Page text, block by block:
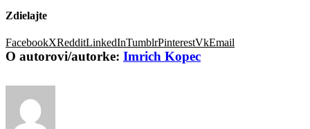
Zdielajte
FacebookXRedditLinkedInTumblrPinterestVkEmail
O autorovi/autorke: Imrich Kopec